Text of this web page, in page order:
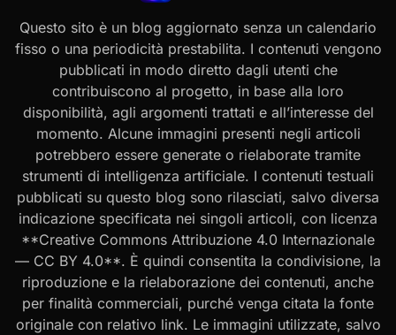
Questo sito è un blog aggiornato senza un calendario
fisso o una periodicità prestabilita. I contenuti vengono
pubblicati in modo diretto dagli utenti che
contribuiscono al progetto, in base alla loro
disponibilità, agli argomenti trattati e all’interesse del
momento. Alcune immagini presenti negli articoli
potrebbero essere generate o rielaborate tramite
strumenti di intelligenza artificiale. I contenuti testuali
pubblicati su questo blog sono rilasciati, salvo diversa
indicazione specificata nei singoli articoli, con licenza
**Creative Commons Attribuzione 4.0 Internazionale
— CC BY 4.0**. È quindi consentita la condivisione, la
riproduzione e la rielaborazione dei contenuti, anche
per finalità commerciali, purché venga citata la fonte
originale con relativo link. Le immagini utilizzate, salvo